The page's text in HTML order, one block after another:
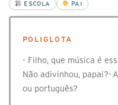
ESCOLA PAI
POLIGLOTA
- Filho, que música é
Não adivinhou, papai?-
ou